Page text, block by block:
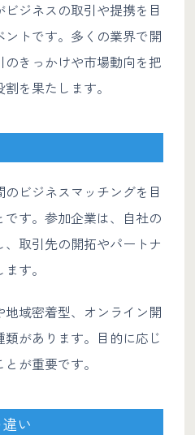
ジネスの取引や提携を目
トです。多くの業界で開
きっかけや市場動向を把
を果たします。
ビジネスマッチングを目
す。参加企業は、自社の
取引先の開拓やパートナ
す。
域密着型、オンライン開
があります。目的に応じ
が重要です。
い